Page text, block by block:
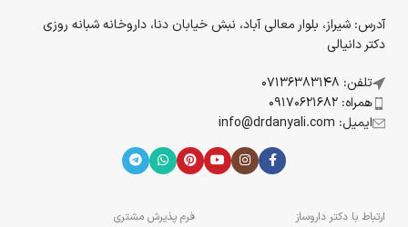
آدرس: شیراز، بلوار معالی آباد، نبش خیابان دنا، داروخانه شبانه روزی
دکتر دانیالی
تلفن: 07136383148
همراه: 09170621682
ایمیل: info@drdanyali.com
ارتباط با دکتر داروساز
فرم پذیرش مشتری